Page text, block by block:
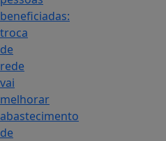
beneficiadas:
troca
de
rede
vai
melhorar
abastecimento
de